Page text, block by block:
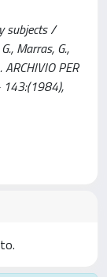
subjects /
Marras, G.,
ARCHIVIO PER
143:(1984),